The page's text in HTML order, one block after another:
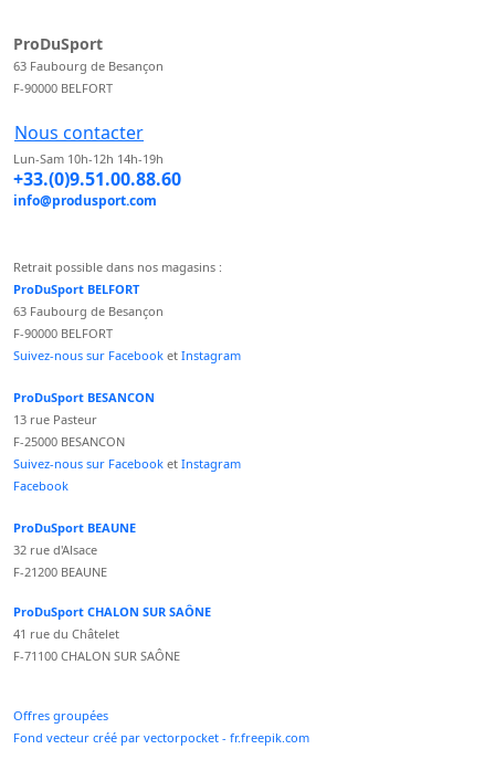
ProDuSport
63 Faubourg de Besançon
F-90000 BELFORT
Nous contacter
Lun-Sam 10h-12h 14h-19h
+33.(0)9.51.00.88.60
info@produsport.com
Retrait possible dans nos magasins :
ProDuSport BELFORT
63 Faubourg de Besançon
F-90000 BELFORT
Suivez-nous sur Facebook et Instagram
ProDuSport BESANCON
13 rue Pasteur
F-25000 BESANCON
Suivez-nous sur Facebook et Instagram
Facebook
ProDuSport BEAUNE
32 rue d'Alsace
F-21200 BEAUNE
ProDuSport CHALON SUR SAÔNE
41 rue du Châtelet
F-71100 CHALON SUR SAÔNE
Offres groupées
Fond vecteur créé par vectorpocket - fr.freepik.com